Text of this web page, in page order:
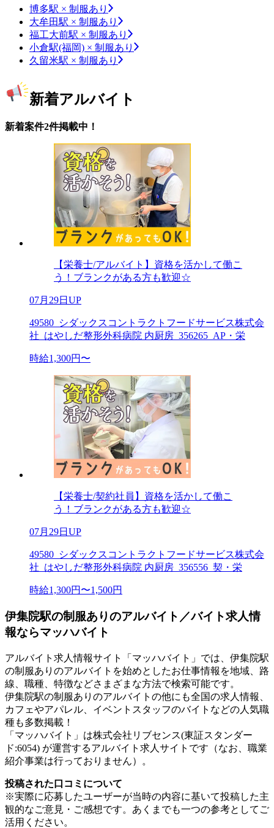
博多駅 × 制服あり
大牟田駅 × 制服あり
福工大前駅 × 制服あり
小倉駅(福岡) × 制服あり
久留米駅 × 制服あり
新着アルバイト
新着案件2件掲載中！
【栄養士/アルバイト】資格を活かして働こ
う！ブランクがある方も歓迎☆
07月29日UP
49580_シダックスコントラクトフードサービス株式会
社_はやしだ整形外科病院 内厨房_356265_AP・栄
時給1,300円〜
【栄養士/契約社員】資格を活かして働こ
う！ブランクがある方も歓迎☆
07月29日UP
49580_シダックスコントラクトフードサービス株式会
社_はやしだ整形外科病院 内厨房_356556_契・栄
時給1,300円〜1,500円
伊集院駅の制服ありのアルバイト／バイト求人情
報ならマッハバイト
アルバイト求人情報サイト「マッハバイト」では、伊集院駅
の制服ありのアルバイトを始めとしたお仕事情報を地域、路
線、職種、特徴などさまざまな方法で検索可能です。
伊集院駅の制服ありのアルバイトの他にも全国の求人情報、
カフェやアパレル、イベントスタッフのバイトなどの人気職
種も多数掲載！
「マッハバイト」は株式会社リブセンス(東証スタンダー
ド:6054) が運営するアルバイト求人サイトです（なお、職業
紹介事業は行っておりません）。
投稿された口コミについて
※実際に応募したユーザーが当時の内容に基いて投稿した主
観的なご意見・ご感想です。あくまでも一つの参考としてご
活用ください。